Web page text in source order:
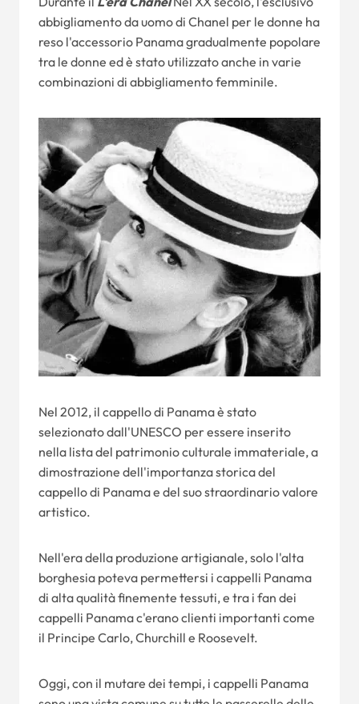
abbigliamento da uomo di Chanel per le donne ha
reso l'accessorio Panama gradualmente popolare
tra le donne ed è stato utilizzato anche in varie
combinazioni di abbigliamento femminile.
Nel 2012, il cappello di Panama è stato
selezionato dall'UNESCO per essere inserito
nella lista del patrimonio culturale immateriale, a
dimostrazione dell'importanza storica del
cappello di Panama e del suo straordinario valore
artistico.
Nell'era della produzione artigianale, solo l'alta
borghesia poteva permettersi i cappelli Panama
di alta qualità finemente tessuti, e tra i fan dei
cappelli Panama c'erano clienti importanti come
il Principe Carlo, Churchill e Roosevelt.
Oggi, con il mutare dei tempi, i cappelli Panama